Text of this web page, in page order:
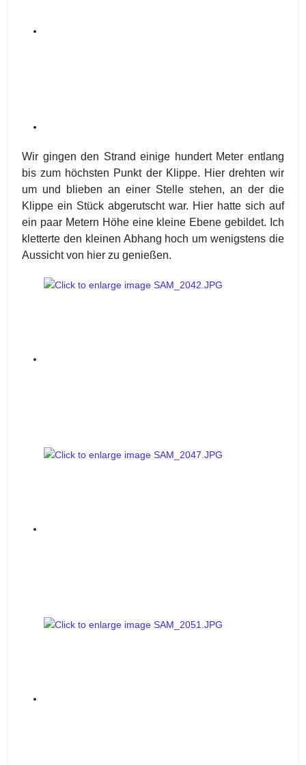
Wir gingen den Strand einige hundert Meter entlang
bis zum höchsten Punkt der Klippe. Hier drehten wir
um und blieben an einer Stelle stehen, an der die
Klippe ein Stück abgerutscht war. Hier hatte sich auf
ein paar Metern Höhe eine kleine Ebene gebildet. Ich
kletterte den kleinen Abhang hoch um wenigstens die
Aussicht von hier zu genießen.